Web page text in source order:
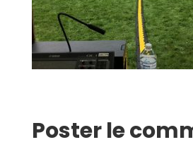
Poster le